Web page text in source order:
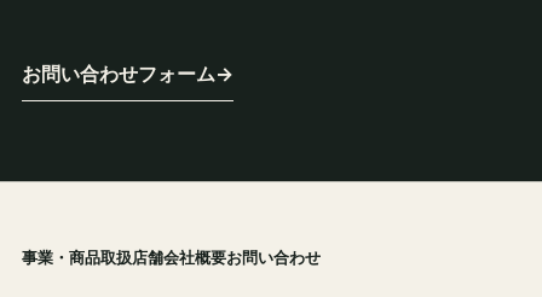
お問い合わせフォーム→
事業・商品取扱店舗会社概要お問い合わせ